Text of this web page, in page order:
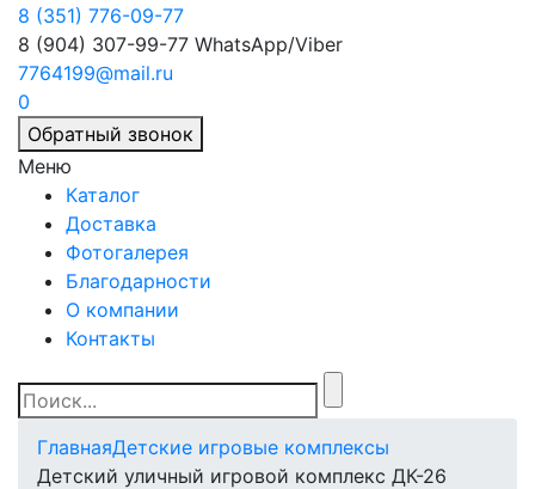
8 (351) 776-09-77
8 (904) 307-99-77 WhatsApp/Viber
7764199@mail.ru
0
Обратный звонок
Меню
Каталог
Доставка
Фотогалерея
Благодарности
О компании
Контакты
ГлавнаяДетские игровые комплексы
Детский уличный игровой комплекс ДК-26